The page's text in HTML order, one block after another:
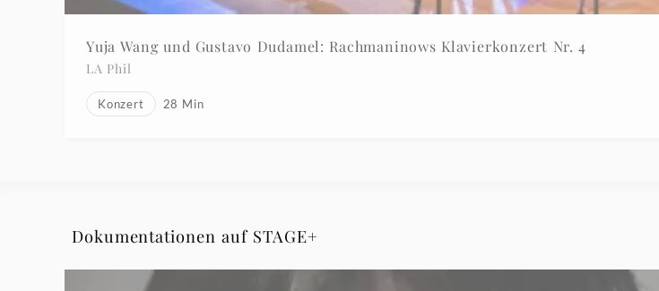
Yuja Wang und Gustavo Dudamel: Rachmaninows Klavierkonzert Nr. 4
LA Phil
Konzert 28 Min
Dokumentationen auf STAGE+